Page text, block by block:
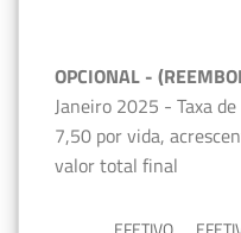
OPCIONAL -
Janeiro 2025 - Taxa
7,50 por vida,
valor total final